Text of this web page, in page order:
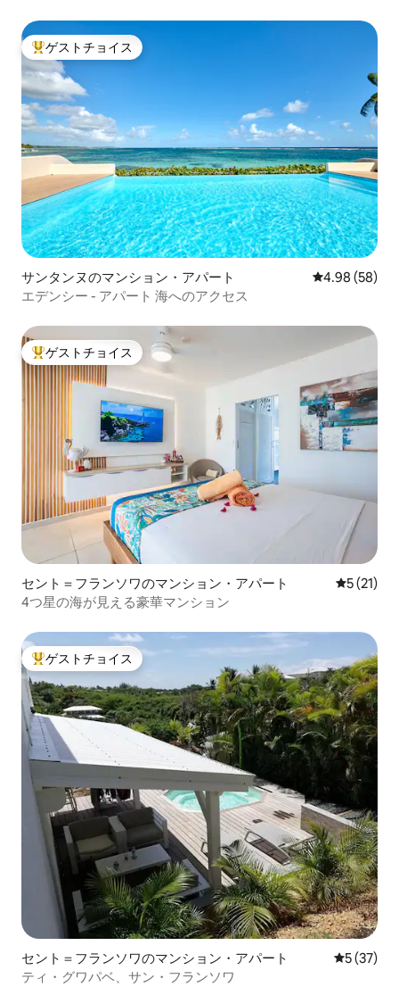
大好評のゲストチョイスです。
ゲストチョイス
サンタンヌのマンション・アパート レビュー58
4.98 (58)
エデンシー - アパート 海へのアクセス
大好評のゲストチョイスです。
ゲストチョイス
セント＝フランソワのマンション・アパート レビュー
5 (21)
4つ星の海が見える豪華マンション
大好評のゲストチョイスです。
ゲストチョイス
セント＝フランソワのマンション・アパート レビュー
5 (37)
ティ・グワパベ、サン・フランソワ